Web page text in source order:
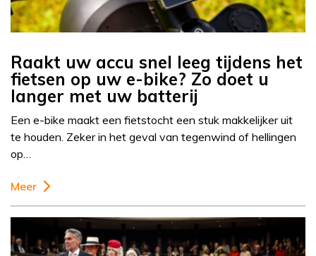
Raakt uw accu snel leeg tijdens het
fietsen op uw e-bike? Zo doet u
langer met uw batterij
Een e-bike maakt een fietstocht een stuk makkelijker uit
te houden. Zeker in het geval van tegenwind of hellingen
op…
Meer